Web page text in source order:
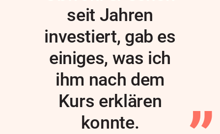
seit Jahren
investiert, gab es
einiges, was ich
ihm nach dem
Kurs erklären
konnte.